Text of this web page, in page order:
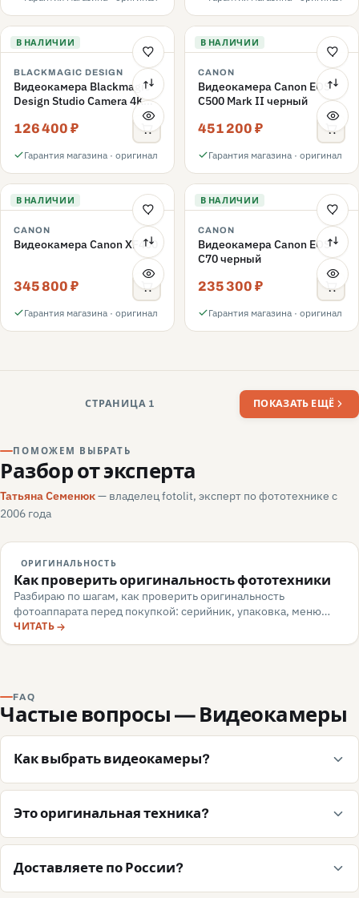
В НАЛИЧИИ
BLACKMAGIC DESIGN
Видеокамера Blackmagic
Design Studio Camera 4K
126 400 ₽
Гарантия магазина · оригинал
В НАЛИЧИИ
CANON
Видеокамера Canon EOS
C500 Mark II черный
451 200 ₽
Гарантия магазина · оригинал
В НАЛИЧИИ
CANON
Видеокамера Canon XF400
345 800 ₽
Гарантия магазина · оригинал
В НАЛИЧИИ
CANON
Видеокамера Canon EOS
C70 черный
235 300 ₽
Гарантия магазина · оригинал
СТРАНИЦА 1 ПОКАЗАТЬ ЕЩЁ
ПОМОЖЕМ ВЫБРАТЬ
Разбор от эксперта
Татьяна Семенюк— владелец fotolit, эксперт по фототехнике с
2006 года
ОРИГИНАЛЬНОСТЬ
Как проверить оригинальность фототехники
Разбираю по шагам, как проверить оригинальность
фотоаппарата перед покупкой: серийник, упаковка, меню
камеры, маркировка, документы — и какие красные флаги
говорят о подделке или сером импорте.
ЧИТАТЬ
FAQ
Частые вопросы — Видеокамеры
Как выбрать видеокамеры?
Это оригинальная техника?
Доставляете по России?